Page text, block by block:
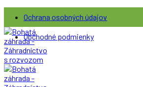
Ochrana osobných údajov
Obchodné podmienky